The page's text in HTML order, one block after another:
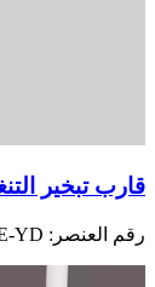
قارب تبخير
رقم العنصر: